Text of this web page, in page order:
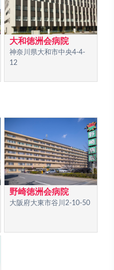
大和徳洲会病院
神奈川県大和市中央4-4-
12
野崎徳洲会病院
大阪府大東市谷川2-10-50